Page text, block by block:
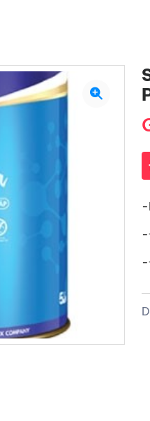
-
-
-